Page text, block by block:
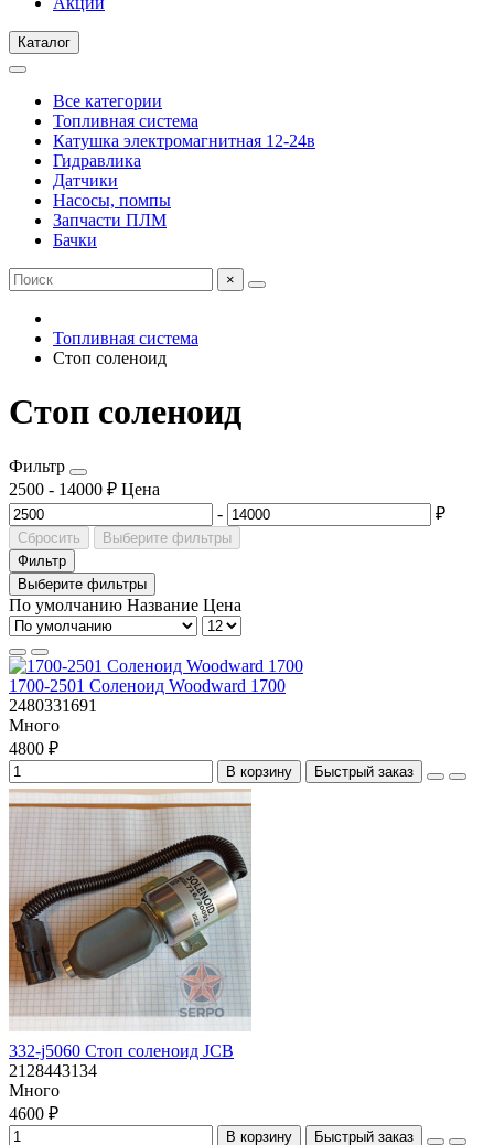
Каталог
Все категории
Топливная система
Катушка электромагнитная 12-24в
Гидравлика
Датчики
Насосы, помпы
Запчасти ПЛМ
Бачки
×
Топливная система
Стоп соленоид
Стоп соленоид
Фильтр
2500 - 14000 ₽ Цена
-
₽
Сбросить
Выберите фильтры
Фильтр
Выберите фильтры
По умолчанию Название Цена
1700-2501 Соленоид Woodward 1700
2480331691
Много
4800 ₽
В корзину Быстрый заказ
332-j5060 Стоп соленоид JCB
2128443134
Много
4600 ₽
В корзину Быстрый заказ